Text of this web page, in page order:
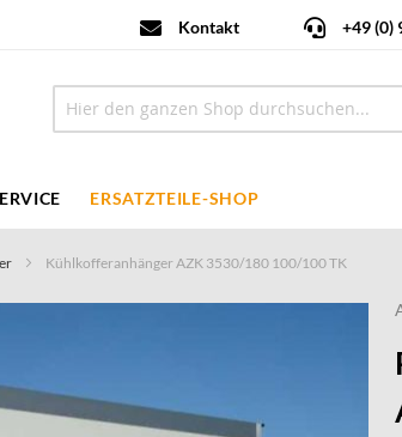
Kontakt +49 (0)
ERSATZTEILE-SHOP
Kühlkofferanhänger AZK 3530/180 100/100 TK